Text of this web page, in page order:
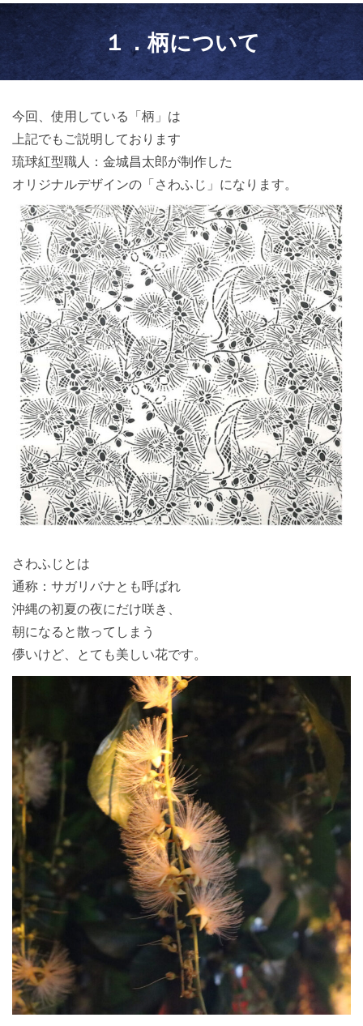
１．柄について
今回、使用している「柄」は
上記でもご説明しております
琉球紅型職人：金城昌太郎が制作した
オリジナルデザインの「さわふじ」になります。
さわふじとは
通称：サガリバナとも呼ばれ
沖縄の初夏の夜にだけ咲き、
朝になると散ってしまう
儚いけど、とても美しい花です。